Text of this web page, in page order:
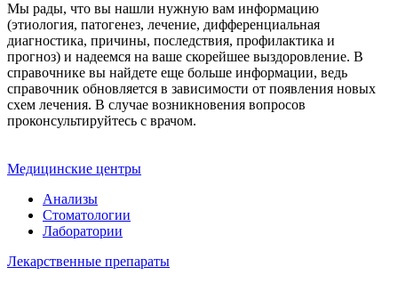
Мы рады, что вы нашли нужную вам информацию
(этиология, патогенез, лечение, дифференциальная
диагностика, причины, последствия, профилактика и
прогноз) и надеемся на ваше скорейшее выздоровление. В
справочнике вы найдете еще больше информации, ведь
справочник обновляется в зависимости от появления новых
схем лечения. В случае возникновения вопросов
проконсультируйтесь с врачом.
Медицинские центры
Анализы
Стоматологии
Лаборатории
Лекарственные препараты